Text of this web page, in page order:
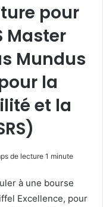
pour
Master
Mundus
la
et la
de lecture 1 minute
à une bourse
Excellence, pour